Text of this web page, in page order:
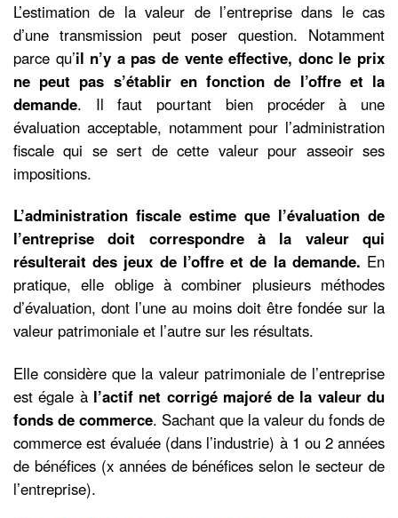
L’estimation de la valeur de l’entreprise dans le cas
d’une transmission peut poser question. Notamment
parce qu’il n’y a pas de vente effective, donc le prix
ne peut pas s’établir en fonction de l’offre et la
demande. Il faut pourtant bien procéder à une
évaluation acceptable, notamment pour l’administration
fiscale qui se sert de cette valeur pour asseoir ses
impositions.
L’administration fiscale estime que l’évaluation de
l’entreprise doit correspondre à la valeur qui
résulterait des jeux de l’offre et de la demande. En
pratique, elle oblige à combiner plusieurs méthodes
d’évaluation, dont l’une au moins doit être fondée sur la
valeur patrimoniale et l’autre sur les résultats.
Elle considère que la valeur patrimoniale de l’entreprise
est égale à l’actif net corrigé majoré de la valeur du
fonds de commerce. Sachant que la valeur du fonds de
commerce est évaluée (dans l’industrie) à 1 ou 2 années
de bénéfices (x années de bénéfices selon le secteur de
l’entreprise).